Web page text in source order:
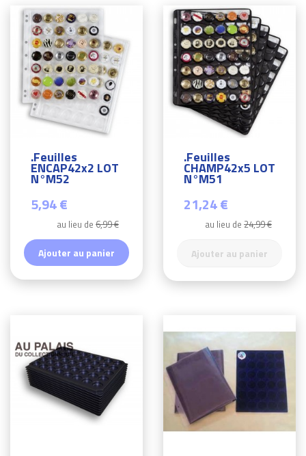
.Feuilles
ENCAP42x2 LOT
N°M52
5,94 €
au lieu de 6,99 €
Ajouter au panier
.Feuilles
CHAMP42x5 LOT
N°M51
21,24 €
au lieu de 24,99 €
Ajouter au panier